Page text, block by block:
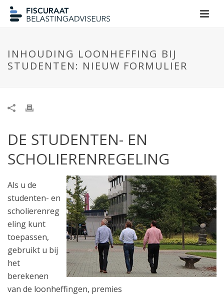
INHOUDING LOONHEFFING BIJ
STUDENTEN: NIEUW FORMULIER
DE STUDENTEN- EN
SCHOLIERENREGELING
Als u de
studenten- en
scholierenreg
eling kunt
toepassen,
gebruikt u bij
het
berekenen
van de loonheffingen, premies